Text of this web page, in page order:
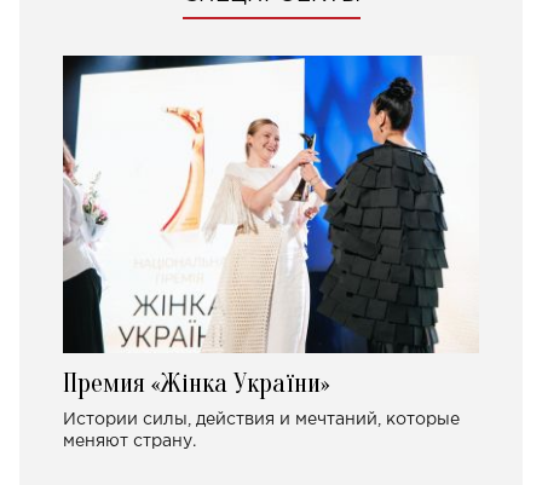
Премия «Жінка України»
Истории силы, действия и мечтаний, которые
меняют страну.